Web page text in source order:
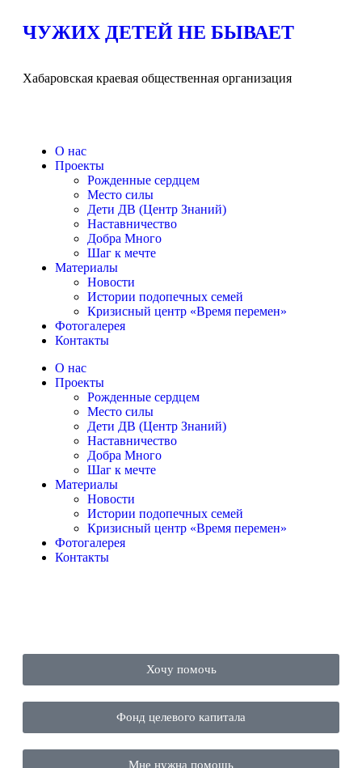
ЧУЖИХ ДЕТЕЙ НЕ БЫВАЕТ
Хабаровская краевая общественная организация
О нас
Проекты
Рожденные сердцем
Место силы
Дети ДВ (Центр Знаний)
Наставничество
Добра Много
Шаг к мечте
Материалы
Новости
Истории подопечных семей
Кризисный центр «Время перемен»
Фотогалерея
Контакты
О нас
Проекты
Рожденные сердцем
Место силы
Дети ДВ (Центр Знаний)
Наставничество
Добра Много
Шаг к мечте
Материалы
Новости
Истории подопечных семей
Кризисный центр «Время перемен»
Фотогалерея
Контакты
Хочу помочь
Фонд целевого капитала
Мне нужна помощь